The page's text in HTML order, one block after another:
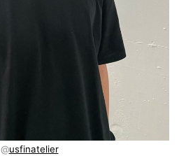
@usfinatelier